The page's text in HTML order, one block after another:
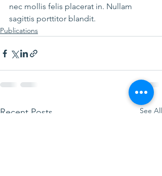
nec mollis felis placerat in. Nullam
sagittis porttitor blandit.
Publications
Recent Posts See All